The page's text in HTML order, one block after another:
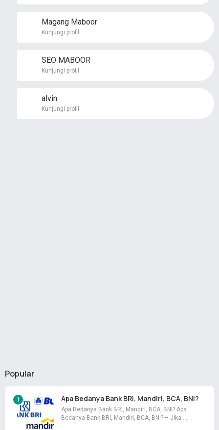
Magang Maboor
Kunjungi profil
SEO MABOOR
Kunjungi profil
alvin
Kunjungi profil
Popular
Apa Bedanya Bank BRI, Mandiri, BCA, BNI?
Apa Bedanya Bank BRI, Mandiri, BCA, BNI? Apa
Bedanya Bank BRI, Mandiri, BCA, BNI? – Jika …